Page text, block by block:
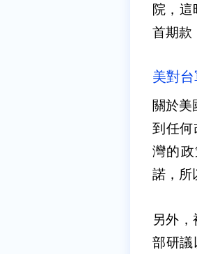
院，
首期款
美對
關於
到任何
灣的
諾，所
另外
部研議